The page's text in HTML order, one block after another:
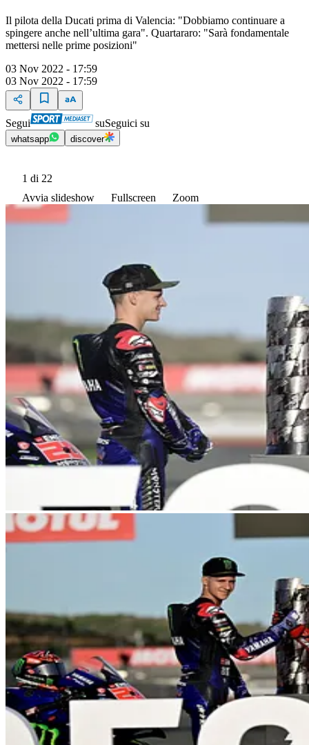
Il pilota della Ducati prima di Valencia: "Dobbiamo continuare a
spingere anche nell’ultima gara". Quartararo: "Sarà fondamentale
mettersi nelle prime posizioni"
03 Nov 2022 - 17:59
03 Nov 2022 - 17:59
Segui suSeguici su
whatsapp discover
1 di 22
Avvia slideshow
Fullscreen Zoom